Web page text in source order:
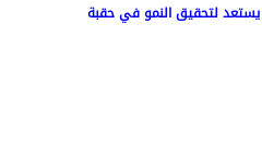
يستعد لتحقيق النمو في حقبة